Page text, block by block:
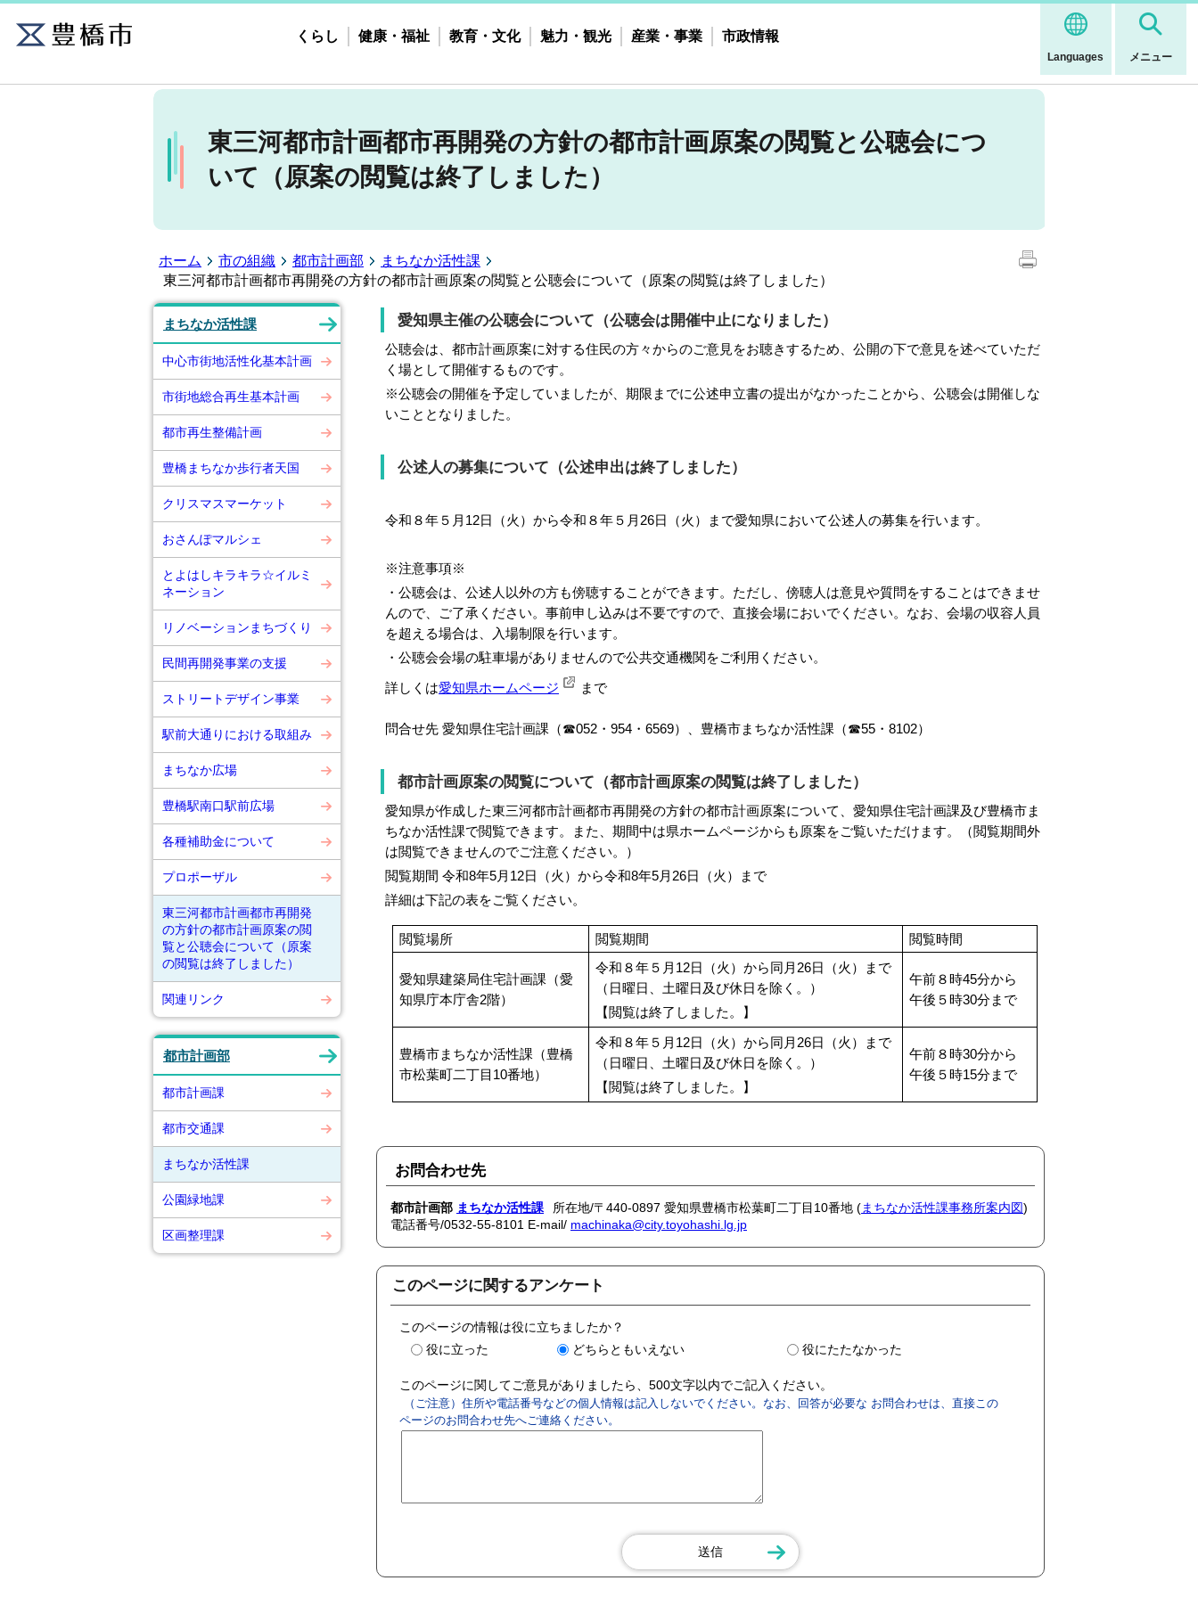
Languages メニュー
くらし 健康・福祉 教育・文化 魅力・観光 産業・事業 市政情報
東三河都市計画都市再開発の方針の都市計画原案の閲覧と公聴会につ
いて（原案の閲覧は終了しました）
ホーム 市の組織 都市計画部
まちなか活性課
東三河都市計画都市再開発の方針の都市計画原案の閲覧と公聴会について（原案の閲覧は終了しました）
まちなか活性課
中心市街地活性化基本計画
市街地総合再生基本計画
都市再生整備計画
豊橋まちなか歩行者天国
クリスマスマーケット
おさんぽマルシェ
とよはしキラキラ☆イルミ
ネーション
リノベーションまちづくり
民間再開発事業の支援
ストリートデザイン事業
駅前大通りにおける取組み
まちなか広場
豊橋駅南口駅前広場
各種補助金について
プロポーザル
東三河都市計画都市再開発
の方針の都市計画原案の閲
覧と公聴会について（原案
の閲覧は終了しました）
関連リンク
都市計画部
都市計画課
都市交通課
まちなか活性課
公園緑地課
区画整理課
愛知県主催の公聴会について（公聴会は開催中止になりました）
公聴会は、都市計画原案に対する住民の方々からのご意見をお聴きするため、公開の下で意見を述べていただ
く場として開催するものです。
※公聴会の開催を予定していましたが、 期限までに公述申立書の提出がなかったことから、公聴会は開催しな
いこととなりました。
公述人の募集について（公述申出は終了しました）
令和８年５月12日（火）から令和８年５月26日（火）まで愛知県において公述人の募集を行います。
※注意事項※
・公聴会は、公述人以外の方も傍聴することができます。ただし、傍聴人は意見や質問をすることはできませ
んので、ご了承ください。事前申し込みは不要ですので、直接会場においでください。なお、会場の収容人員
を超える場合は、入場制限を行います。
・公聴会会場の駐車場がありませんので公共交通機関をご利用ください。
詳しくは愛知県ホームページ まで
問合せ先 愛知県住宅計画課（☎052・954・6569）、豊橋市まちなか活性課（☎55・8102）
都市計画原案の閲覧について（都市計画原案の閲覧は終了しました）
愛知県が作成した東三河都市計画都市再開発の方針の都市計画原案について、愛知県住宅計画課及び豊橋市ま
ちなか活性課で閲覧できます。
また、期間中は県ホームページからも原案をご覧いただけます。（閲覧期間外
は閲覧できませんのでご注意ください。）
閲覧期間 令和8年5月12日（火）から令和8年5月26日（火）まで
詳細は下記の表をご覧ください。
閲覧場所 閲覧期間 閲覧時間
愛知県建築局住宅計画課（愛
知県庁本庁舎2階）
令和８年５月12日（火）から同月26日（火）まで
（日曜日、土曜日及び休日を除く。）
【閲覧は終了しました。】
午前８時45分から
午後５時30分まで
豊橋市まちなか活性課（豊橋
市松葉町二丁目10番地）
令和８年５月12日（火）から同月26日（火）まで
（日曜日、土曜日及び休日を除く。）
【閲覧は終了しました。】
午前８時30分から
午後５時15分まで
お問合わせ先
都市計画部 まちなか活性課 所在地/〒440-0897 愛知県豊橋市松葉町二丁目10番地 (まちなか活性課事務所案内図)
電話番号/0532-55-8101 E-mail/ machinaka@city.toyohashi.lg.jp
このページに関するアンケート
このページの情報は役に立ちましたか？
役に立った
どちらともいえない 役にたたなかった
このページに関してご意見がありましたら、500文字以内でご記入ください。
（ご注意）住所や電話番号などの個人情報は記入しないでください。なお、回答が必要な お問合わせは、直接この
ページのお問合わせ先へご連絡ください。